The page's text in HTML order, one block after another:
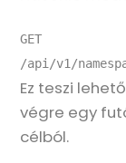
GET
/api/v1/
Ez teszi
végre egy
célból.